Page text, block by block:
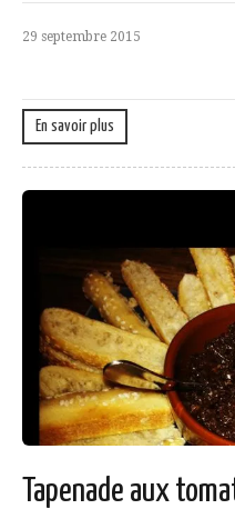
29 septembre 2015
En savoir plus
Tapenade aux